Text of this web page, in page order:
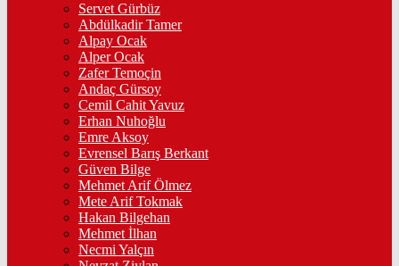
Servet Gürbüz
Abdülkadir Tamer
Alpay Ocak
Alper Ocak
Zafer Temoçin
Andaç Gürsoy
Cemil Cahit Yavuz
Erhan Nuhoğlu
Emre Aksoy
Evrensel Barış Berkant
Güven Bilge
Mehmet Arif Ölmez
Mete Arif Tokmak
Hakan Bilgehan
Mehmet İlhan
Necmi Yalçın